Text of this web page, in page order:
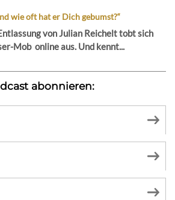
wie oft hat er Dich gebumst?“
von Julian Reichelt tobt sich
Mob online aus. Und kennt...
abonnieren: